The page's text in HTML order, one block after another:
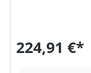
224,91 €*